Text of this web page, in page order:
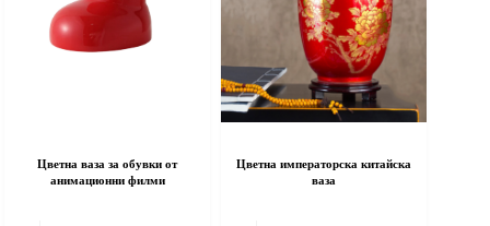
Цветна ваза за обувки от
анимационни филми
Цветна императорска китайска
ваза